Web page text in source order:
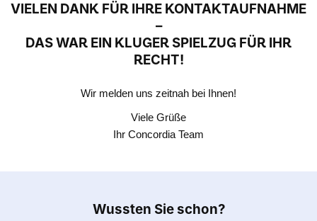
VIELEN DANK FÜR IHRE KONTAKTAUFNAHME
–
DAS WAR EIN KLUGER SPIELZUG FÜR IHR
RECHT!
Wir melden uns zeitnah bei Ihnen!
Viele Grüße
Ihr Concordia Team
Wussten Sie schon?